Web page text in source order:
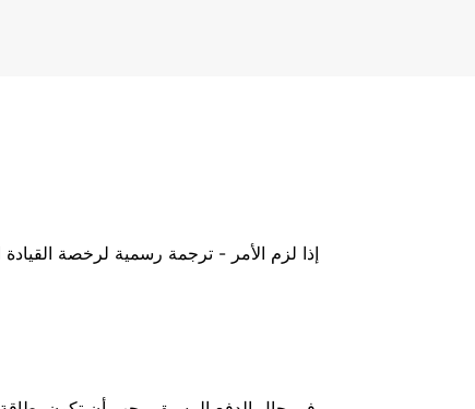
إذا لزم الأمر - ترجمة رسمية لرخصة